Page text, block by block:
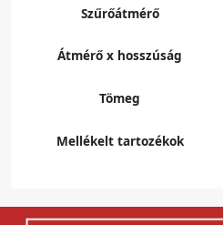
Szűrőátmérő
Átmérő x hosszúság
Tömeg
Mellékelt tartozékok